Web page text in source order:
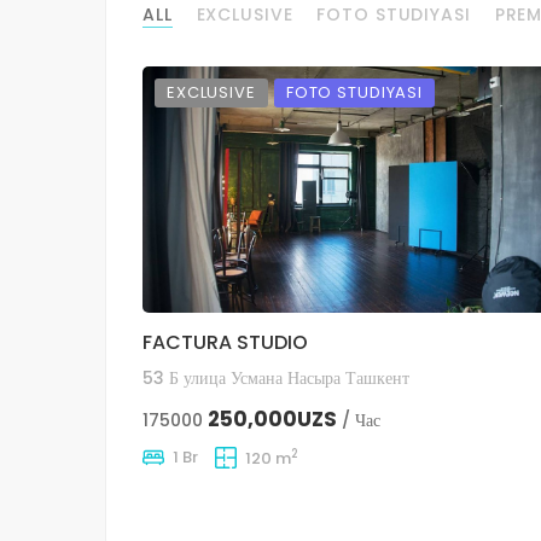
ALL EXCLUSIVE FOTO STUDIYASI
EXCLUSIVE FOTO STUDIYASI
FACTURA STUDIO
53 Б улица Усмана Насыра Ташкент
175000 250,000UZS / Час
1 Br 120 m2